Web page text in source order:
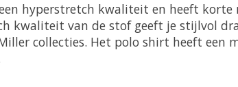
hyperstretch kwaliteit en heeft korte
kwaliteit van de stof geeft je stijlvol
collecties. Het polo shirt heeft